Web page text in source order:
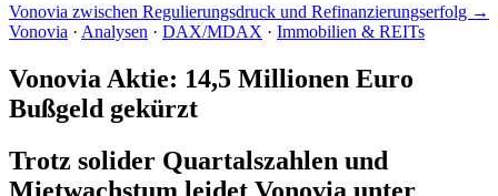
Vonovia zwischen Regulierungsdruck und Refinanzierungserfolg →
Vonovia · Analysen · DAX/MDAX · Immobilien & REITs
Vonovia Aktie: 14,5 Millionen Euro
Bußgeld gekürzt
Trotz solider Quartalszahlen und